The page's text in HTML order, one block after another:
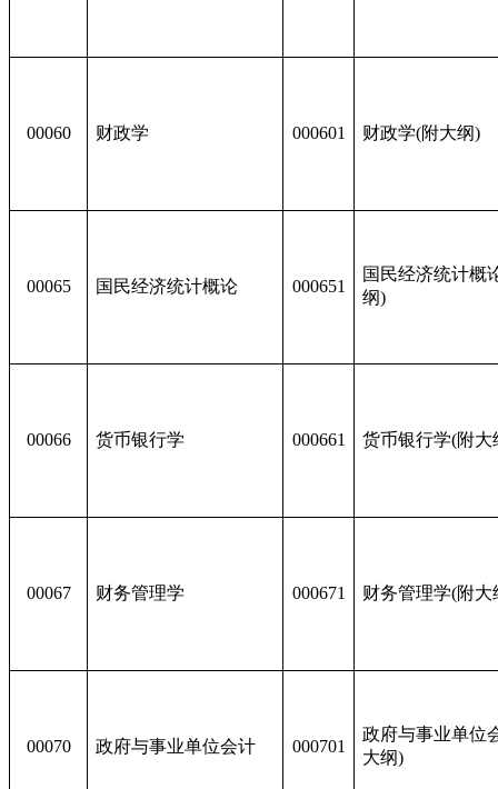
00060 财政学 000601 财政学(附大纲)
00065 国民经济统计概论 000651
国民经济统计概
纲)
00066 货币银行学 000661 货币银行学(附大
00067 财务管理学 000671 财务管理学(附大
00070 政府与事业单位会计 000701
政府与事业单位
大纲)